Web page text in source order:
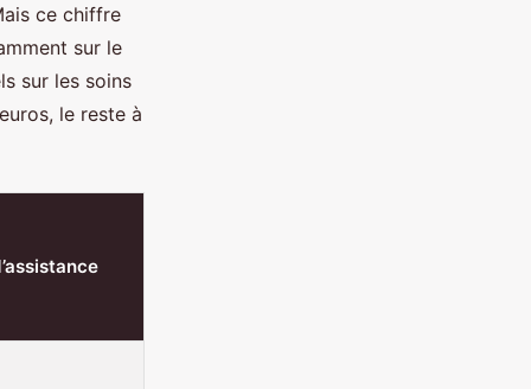
ce chiffre
sur le
sur les soins
le reste à